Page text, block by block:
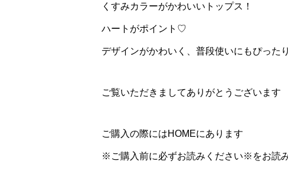
くすみカラーがかわいいトップス！
ハートがポイント♡
デザインがかわいく、普段使いにもぴった
ご覧いただきましてありがとうございます
ご購入の際にはHOMEにあります
※ご購入前に必ずお読みください※をお読